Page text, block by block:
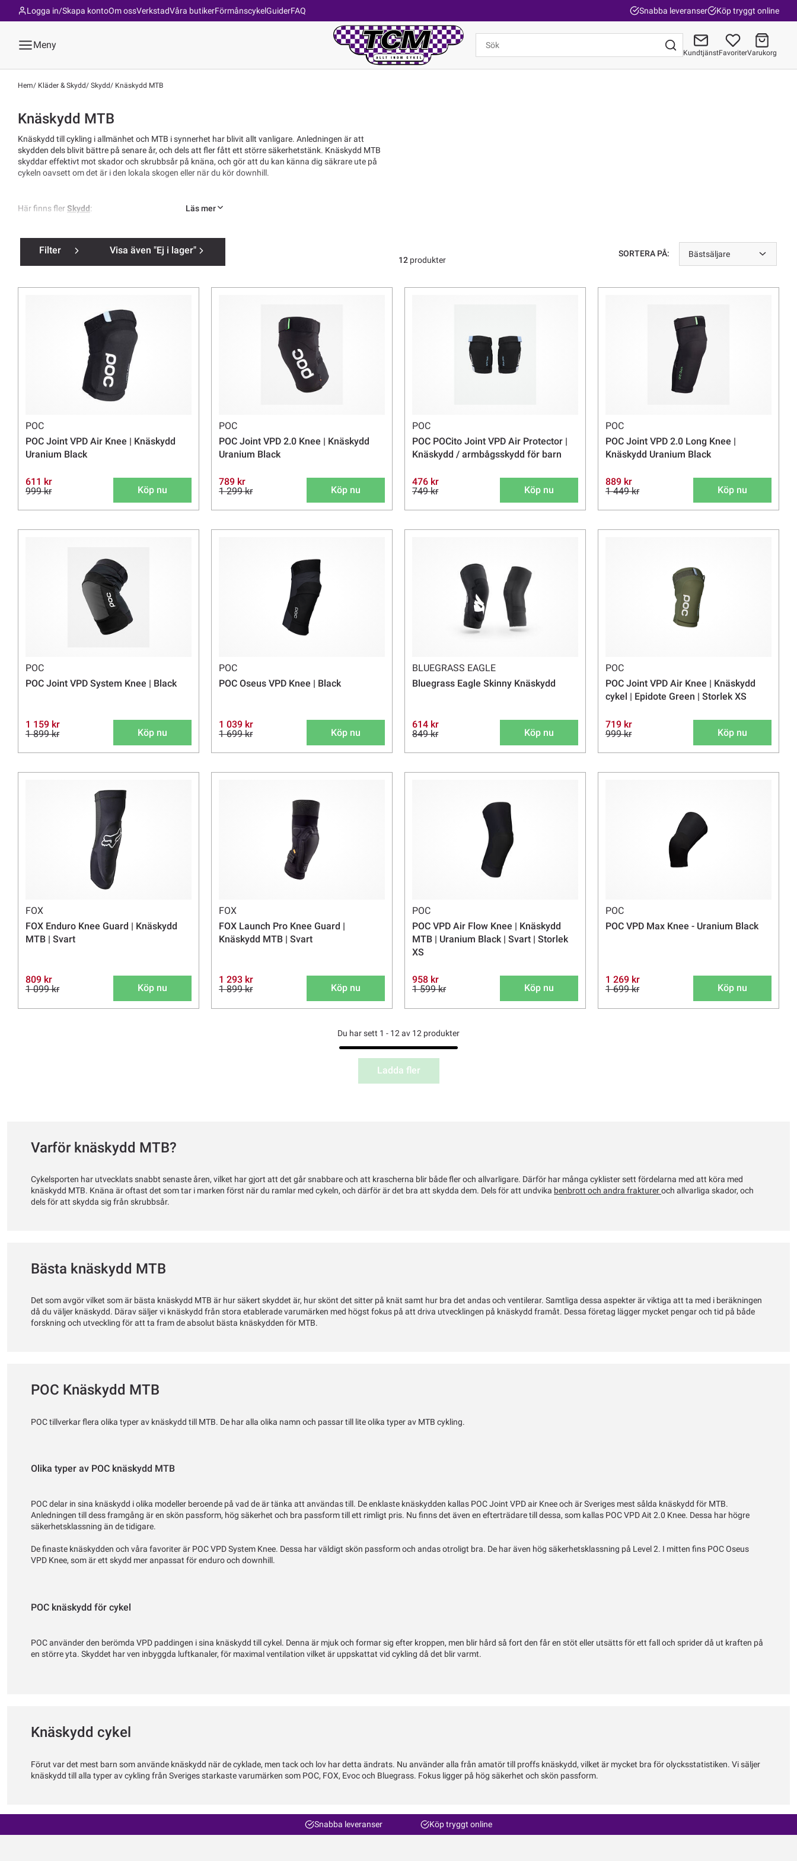
Om ossVerkstadVåra butikerFörmånscykelGuiderFAQ
Logga in/Skapa konto Snabba leveranser Köp tryggt online
Meny
KundtjänstFavoriterVarukorg
Hem Kläder & Skydd Skydd Knäskydd MTB
Knäskydd MTB
Knäskydd till cykling i allmänhet och MTB i synnerhet har blivit allt vanligare. Anledningen är att
skydden dels blivit bättre på senare år, och dels att fler fått ett större säkerhetstänk. Knäskydd MTB
skyddar effektivt mot skador och skrubbsår på knäna, och gör att du kan känna dig säkrare ute på
cykeln oavsett om det är i den lokala skogen eller när du kör downhill.
Här finns flerSkydd:
•Ryggskydd MTB
Crash Pants MTB
Läs mer
Filter Visa även "Ej i lager" SORTERA PÅ: Bästsäljare
12produkter
POC
POC Joint VPD Air Knee | Knäskydd
Uranium Black
611 kr
999 kr
Köp nu
POC
POC Joint VPD 2.0 Knee | Knäskydd
Uranium Black
789 kr
1 299 kr
Köp nu
POC
POC POCito Joint VPD Air Protector |
Knäskydd / armbågsskydd för barn
476 kr
749 kr
Köp nu
POC
POC Joint VPD 2.0 Long Knee |
Knäskydd Uranium Black
889 kr
1 449 kr
Köp nu
POC
POC Joint VPD System Knee | Black
1 159 kr
1 899 kr
Köp nu
POC
POC Oseus VPD Knee | Black
1 039 kr
1 699 kr
Köp nu
BLUEGRASS EAGLE
Bluegrass Eagle Skinny Knäskydd
614 kr
849 kr
Köp nu
POC
POC Joint VPD Air Knee | Knäskydd
cykel | Epidote Green | Storlek XS
719 kr
999 kr
Köp nu
FOX
FOX Enduro Knee Guard | Knäskydd
MTB | Svart
809 kr
1 099 kr
Köp nu
FOX
FOX Launch Pro Knee Guard |
Knäskydd MTB | Svart
1 293 kr
1 899 kr
Köp nu
POC
POC VPD Air Flow Knee | Knäskydd
MTB | Uranium Black | Svart | Storlek
XS
958 kr
1 599 kr
Köp nu
POC
POC VPD Max Knee - Uranium Black
1 269 kr
1 699 kr
Köp nu
Du har sett 1 - 12 av 12 produkter
Ladda fler
Varför knäskydd MTB?
Cykelsporten har utvecklats snabbt senaste åren, vilket har gjort att det går snabbare och att krascherna blir både fler och allvarligare. Därför har många cyklister sett fördelarna med att köra med
knäskydd MTB. Knäna är oftast det som tar i marken först när du ramlar med cykeln, och därför är det bra att skydda dem. Dels för att undvika benbrott och andra fraktureroch allvarliga skador, och
dels för att skydda sig från skrubbsår.
Bästa knäskydd MTB
Det som avgör vilket som är bästa knäskydd MTB är hur säkert skyddet är, hur skönt det sitter på knät samt hur bra det andas och ventilerar. Samtliga dessa aspekter är viktiga att ta med i beräkningen
då du väljer knäskydd. Därav säljer vi knäskydd från stora etablerade varumärken med högst fokus på att driva utvecklingen på knäskydd framåt. Dessa företag lägger mycket pengar och tid på både
forskning och utveckling för att ta fram de absolut bästa knäskydden för MTB.
POC Knäskydd MTB
POC tillverkar flera olika typer av knäskydd till MTB. De har alla olika namn och passar till lite olika typer av MTB cykling.
Olika typer av POC knäskydd MTB
POC delar in sina knäskydd i olika modeller beroende på vad de är tänka att användas till. De enklaste knäskydden kallas POC Joint VPD air Knee och är Sveriges mest sålda knäskydd för MTB.
Anledningen till dess framgång är en skön passform, hög säkerhet och bra passform till ett rimligt pris. Nu finns det även en efterträdare till dessa, som kallas POC VPD Ait 2.0 Knee. Dessa har högre
säkerhetsklassning än de tidigare.
De finaste knäskydden och våra favoriter är POC VPD System Knee. Dessa har väldigt skön passform och andas otroligt bra. De har även hög säkerhetsklassning på Level 2. I mitten fins POC Oseus
VPD Knee, som är ett skydd mer anpassat för enduro och downhill.
POC knäskydd för cykel
POC använder den berömda VPD paddingen i sina knäskydd till cykel. Denna är mjuk och formar sig efter kroppen, men blir hård så fort den får en stöt eller utsätts för ett fall och sprider då ut kraften på
en större yta. Skyddet har ven inbyggda luftkanaler, för maximal ventilation vilket är uppskattat vid cykling då det blir varmt.
Knäskydd cykel
Förut var det mest barn som använde knäskydd när de cyklade, men tack och lov har detta ändrats. Nu använder alla från amatör till proffs knäskydd, vilket är mycket bra för olycksstatistiken. Vi säljer
knäskydd till alla typer av cykling från Sveriges starkaste varumärken som POC, FOX, Evoc och Bluegrass. Fokus ligger på hög säkerhet och skön passform.
Snabba leveranser Köp tryggt online